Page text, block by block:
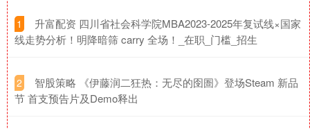
1
​升富配资 四川省社会科学院MBA2023-2025年复试线×国家
线走势分析！明降暗筛 carry 全场！_在职_门槛_招生
2
​智股策略 《伊藤润二狂热：无尽的囹圄》登场Steam 新品
节 首支预告片及Demo释出